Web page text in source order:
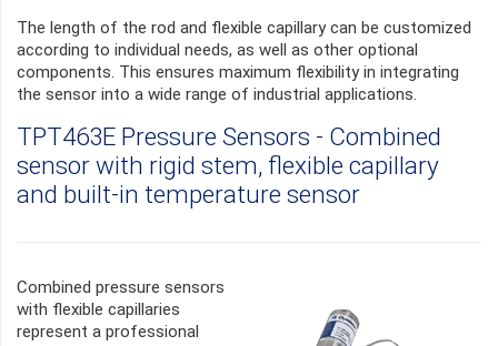
The length of the rod and flexible capillary can be customized
according to individual needs, as well as other optional
components. This ensures maximum flexibility in integrating
the sensor into a wide range of industrial applications.
TPT463E Pressure Sensors - Combined
sensor with rigid stem, flexible capillary
and built-in temperature sensor
Combined pressure sensors
with flexible capillaries
represent a professional